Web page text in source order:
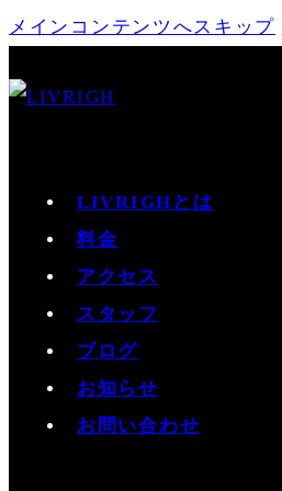
メインコンテンツへスキップ
LIVRIGHとは
料金
アクセス
スタッフ
ブログ
お知らせ
お問い合わせ